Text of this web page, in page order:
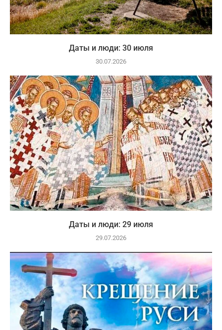
Даты и люди: 30 июля
30.07.2026
Даты и люди: 29 июля
29.07.2026